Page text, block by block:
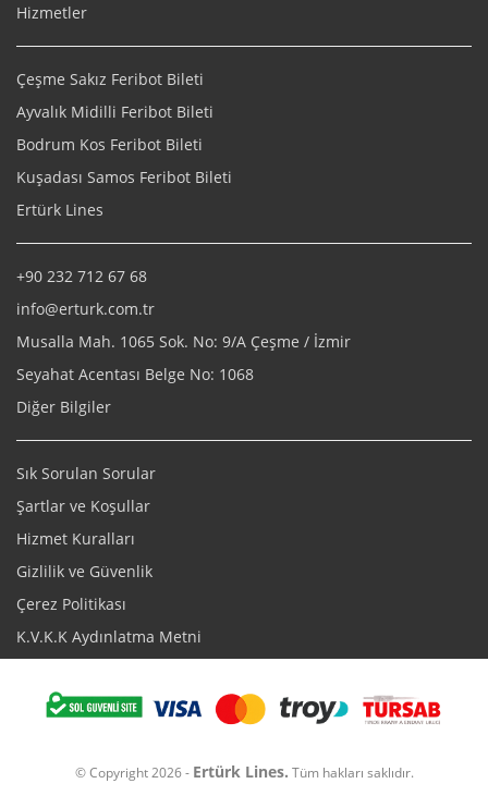
Hizmetler
Çeşme Sakız Feribot Bileti
Ayvalık Midilli Feribot Bileti
Bodrum Kos Feribot Bileti
Kuşadası Samos Feribot Bileti
Ertürk Lines
+90 232 712 67 68
info@erturk.com.tr
Musalla Mah. 1065 Sok. No: 9/A Çeşme / İzmir
Seyahat Acentası Belge No: 1068
Diğer Bilgiler
Sık Sorulan Sorular
Şartlar ve Koşullar
Hizmet Kuralları
Gizlilik ve Güvenlik
Çerez Politikası
K.V.K.K Aydınlatma Metni
© Copyright 2026 - Ertürk Lines. Tüm hakları saklıdır.